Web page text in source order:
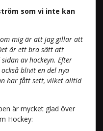
som vi inte kan
om mig är att jag gillar att
är ett bra sätt att
av hockeyn. Efter
blivit en del nya
har fått sett, vilket alltid
är mycket glad över
Hockey: